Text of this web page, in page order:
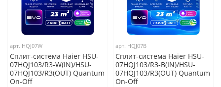
арт. HQJ07W
Сплит-система Haier HSU-
07HQJ103/R3-W(IN)/HSU-
07HQJ103/R3(OUT) Quantum
On-Off
арт. HQJ07B
Сплит-система Haier HSU-
07HQJ103/R3-B(IN)/HSU-
07HQJ103/R3(OUT) Quantum
On-Off